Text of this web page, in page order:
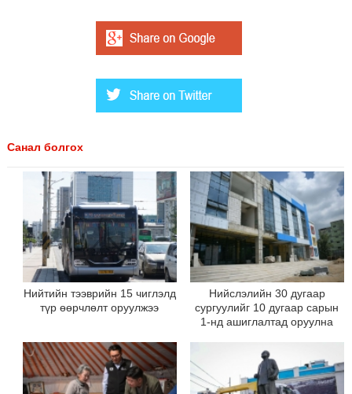
Санал болгох
Нийтийн тээврийн 15 чиглэлд
түр өөрчлөлт оруулжээ
Нийслэлийн 30 дугаар
сургуулийг 10 дугаар сарын
1-нд ашиглалтад оруулна